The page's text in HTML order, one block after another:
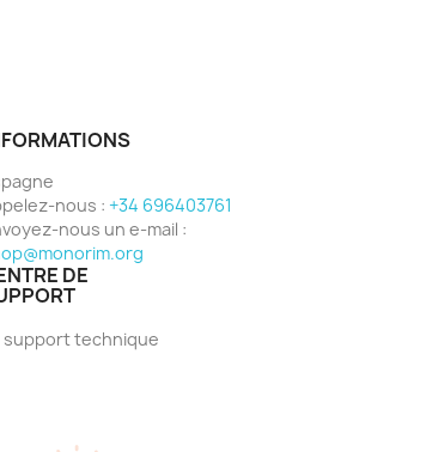
nous : +34 696403761
nous un e-mail :
DE
support technique